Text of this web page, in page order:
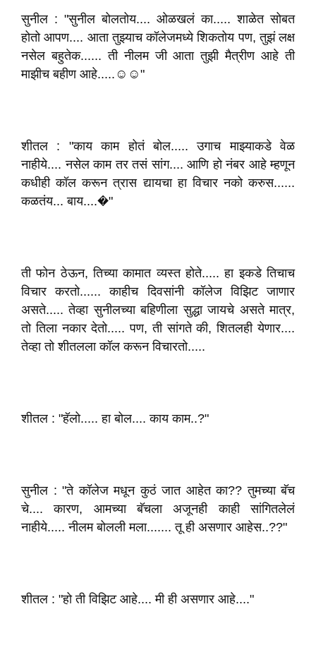
सुनील : "सुनील बोलतोय.... ओळखलं का..... शाळेत सोबत
होतो आपण.... आता तुझ्याच कॉलेजमध्ये शिकतोय पण, तुझं लक्ष
नसेल बहुतेक...... ती नीलम जी आता तुझी मैत्रीण आहे ती
माझीच बहीण आहे.....☺️☺️"
शीतल : "काय काम होतं बोल..... उगाच माझ्याकडे वेळ
नाहीये.... नसेल काम तर तसं सांग.... आणि हो नंबर आहे म्हणून
कधीही कॉल करून त्रास द्यायचा हा विचार नको करुस......
कळतंय... बाय....�"
ती फोन ठेऊन, तिच्या कामात व्यस्त होते..... हा इकडे तिचाच
विचार करतो...... काहीच दिवसांनी कॉलेज विझिट जाणार
असते..... तेव्हा सुनीलच्या बहिणीला सुद्धा जायचे असते मात्र,
तो तिला नकार देतो..... पण, ती सांगते की, शितलही येणार....
तेव्हा तो शीतलला कॉल करून विचारतो.....
शीतल : "हॅलो..... हा बोल.... काय काम..?"
सुनील : "ते कॉलेज मधून कुठं जात आहेत का?? तुमच्या बॅच
चे.... कारण, आमच्या बॅचला अजूनही काही सांगितलेलं
नाहीये..... नीलम बोलली मला....... तू ही असणार आहेस..??"
शीतल : "हो ती विझिट आहे.... मी ही असणार आहे...."